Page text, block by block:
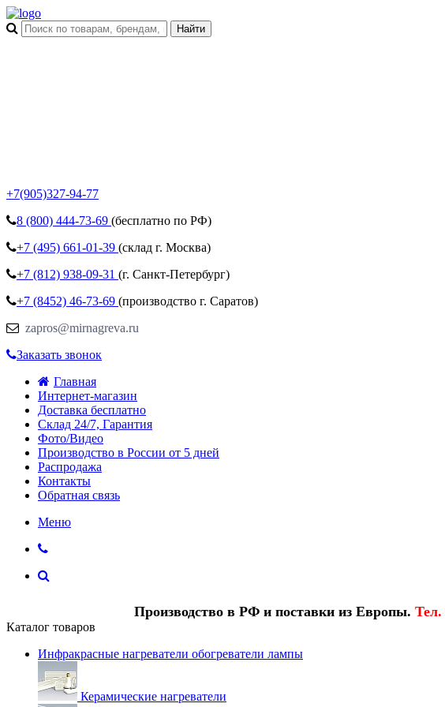
+7(905)327-94-77
8 (800) 444-73-69 (бесплатно по РФ)
+7 (495) 661-01-39 (склад г. Москва)
+7 (812) 938-09-31 (г. Санкт-Петербург)
+7 (8452) 46-73-69 (производство г. Саратов)
zapros@mirnagreva.ru
Заказать звонок
Главная
Интернет-магазин
Доставка бесплатно
Склад 24/7, Гарантия
Фото/Видео
Производство в России от 5 дней
Распродажа
Контакты
Обратная связь
Меню
Производство в РФ и поставки из Европы. Тел.
Каталог товаров
Инфракрасные нагреватели обогреватели лампы
Керамические нагреватели